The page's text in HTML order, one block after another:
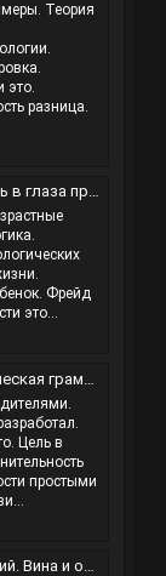
Теория
это.
разница.
Какие бывают женщины.
Фрейд
это...
простыми словами.
Цель в
простыми
обусловливания.